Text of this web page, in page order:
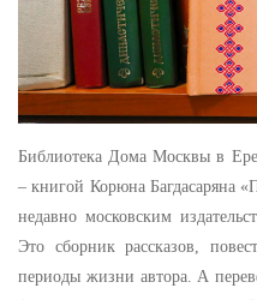
Библиотека Дома Москвы в
– книгой Корюна Багдасаряна
недавно московским
Это сборник рассказов,
периоды жизни автора. А